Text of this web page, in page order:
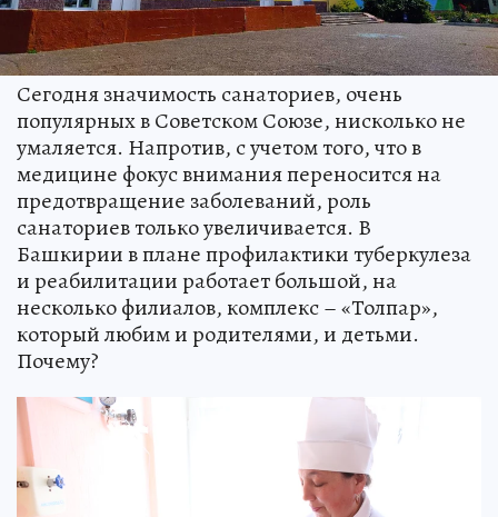
Сегодня значимость санаториев, очень
популярных в Советском Союзе, нисколько не
умаляется. Напротив, с учетом того, что в
медицине фокус внимания переносится на
предотвращение заболеваний, роль
санаториев только увеличивается. В
Башкирии в плане профилактики туберкулеза
и реабилитации работает большой, на
несколько филиалов, комплекс – «Толпар»,
который любим и родителями, и детьми.
Почему?